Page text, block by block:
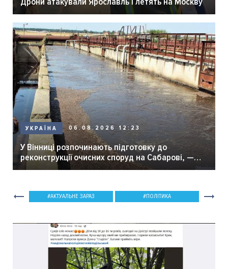
УКРАЇНА 06.08.2026 12:23
У Вінниці розпочинають підготовку до
реконструкції очисних споруд на Сабарові, —
мер Вінниці.
АКТУАЛЬНЕ ЗАРАЗ ПОЛІТИКА